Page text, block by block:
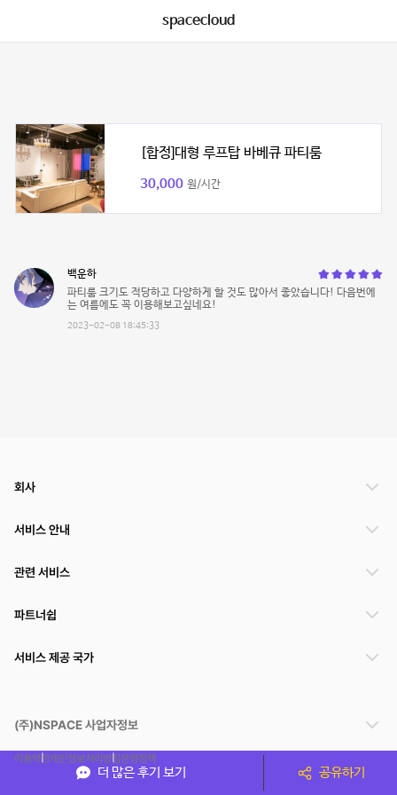
spacecloud
[합정]대형 루프탑 바베큐 파티룸
30,000 원/시간
백운하
파티룸 크기도 적당하고 다양하게 할 것도 많아서 좋았습니다! 다음번에
는 여름에도 꼭 이용해보고싶네요!
2023-02-08 18:45:33
더 많은 후기 보기 공유하기
회사
서비스 안내
관련 서비스
파트너쉽
서비스 제공 국가
(주)NSPACE 사업자정보
이용약관개인정보처리방침운영정책
스페이스클라우드는 통신판매중개자이며 통신판매의 당사자가 아닙니다. 따라서 스페이스클